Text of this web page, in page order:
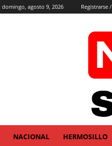
domingo, agosto 9, 2026 Registrarse
NACIONAL HERMOSILLO